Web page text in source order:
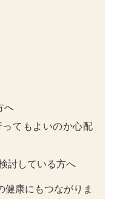
へ
てもよいのか心配
討している方へ
健康にもつながりま